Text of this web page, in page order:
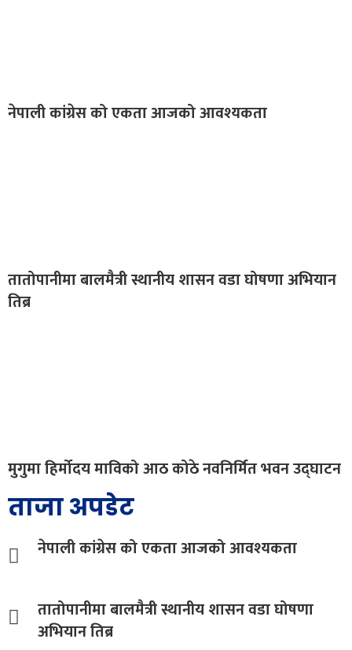
नेपाली कांग्रेस को एकता आजको आवश्यकता
तातोपानीमा बालमैत्री स्थानीय शासन वडा घोषणा अभियान
तिब्र
मुगुमा हिर्मोदय माविको आठ कोठे नवनिर्मित भवन उद्घाटन
ताजा अपडेट
नेपाली कांग्रेस को एकता आजको आवश्यकता
तातोपानीमा बालमैत्री स्थानीय शासन वडा घोषणा
अभियान तिब्र